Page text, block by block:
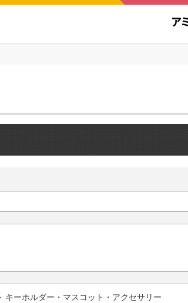
キーホルダー・マスコット・アクセサリー